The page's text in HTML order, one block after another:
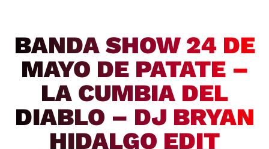
BANDA SHOW 24 DE
MAYO DE PATATE –
LA CUMBIA DEL
DIABLO – DJ BRYAN
HIDALGO EDIT